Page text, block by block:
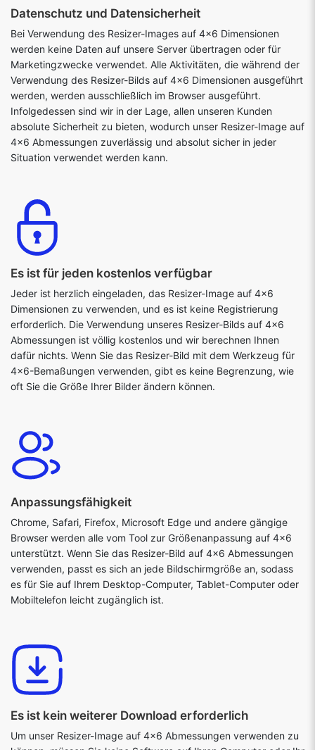
Datenschutz und Datensicherheit
Bei Verwendung des Resizer-Images auf 4x6 Dimensionen
werden keine Daten auf unsere Server übertragen oder für
Marketingzwecke verwendet. Alle Aktivitäten, die während der
Verwendung des Resizer-Bilds auf 4x6 Dimensionen ausgeführt
werden, werden ausschließlich im Browser ausgeführt.
Infolgedessen sind wir in der Lage, allen unseren Kunden
absolute Sicherheit zu bieten, wodurch unser Resizer-Image auf
4x6 Abmessungen zuverlässig und absolut sicher in jeder
Situation verwendet werden kann.
Es ist für jeden kostenlos verfügbar
Jeder ist herzlich eingeladen, das Resizer-Image auf 4x6
Dimensionen zu verwenden, und es ist keine Registrierung
erforderlich. Die Verwendung unseres Resizer-Bilds auf 4x6
Abmessungen ist völlig kostenlos und wir berechnen Ihnen
dafür nichts. Wenn Sie das Resizer-Bild mit dem Werkzeug für
4x6-Bemaßungen verwenden, gibt es keine Begrenzung, wie
oft Sie die Größe Ihrer Bilder ändern können.
Anpassungsfähigkeit
Chrome, Safari, Firefox, Microsoft Edge und andere gängige
Browser werden alle vom Tool zur Größenanpassung auf 4x6
unterstützt. Wenn Sie das Resizer-Bild auf 4x6 Abmessungen
verwenden, passt es sich an jede Bildschirmgröße an, sodass
es für Sie auf Ihrem Desktop-Computer, Tablet-Computer oder
Mobiltelefon leicht zugänglich ist.
Es ist kein weiterer Download erforderlich
Um unser Resizer-Image auf 4x6 Abmessungen verwenden zu